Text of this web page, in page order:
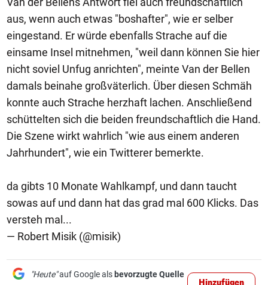
aus, wenn auch etwas "boshafter", wie er selber
eingestand. Er würde ebenfalls Strache auf die
einsame Insel mitnehmen, "weil dann können Sie hier
nicht soviel Unfug anrichten", meinte Van der Bellen
damals beinahe großväterlich. Über diesen Schmäh
konnte auch Strache herzhaft lachen. Anschließend
schüttelten sich die beiden freundschaftlich die Hand.
Die Szene wirkt wahrlich "wie aus einem anderen
Jahrhundert", wie ein Twitterer bemerkte.
da gibts 10 Monate Wahlkampf, und dann taucht
sowas auf und dann hat das grad mal 600 Klicks. Das
versteh mal...
— Robert Misik (@misik)
"Heute"auf Google als bevorzugte Quelle